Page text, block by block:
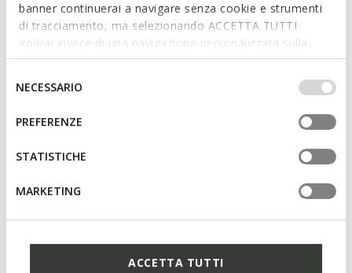
banner continuerai a navigare senza cookie e strumenti
di tracciamento, ma selezionando ACCETTA TUTTI
godrai invece di una navigazione personalizzata sulla
base dei tuoi gusti ed interessi. Selezionando
IMPOSTAZIONI potrai anche scegliere quali cookies ed
altri strumenti di tracciamento autorizzare. Per maggiori
informazioni o per modificare in qualsiasi momento le
tue impostazioni, visita la nostra
consenso
NECESSARIO
PREFERENZE
STATISTICHE
MARKETING
ACCETTA TUTTI
DERNIERS PRIX D'ÉTÉ
SPHERICA EC12 HOMME
NEW IN
SPHERICA EC17 HOMME